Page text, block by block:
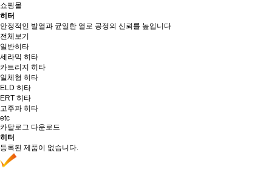
쇼핑몰
히터
안정적인 발열과 균일한 열로 공정의 신뢰를 높입니다
전체보기
일반히타
세라믹 히타
카트리지 히타
일체형 히타
ELD 히타
ERT 히타
고주파 히타
etc
카달로그 다운로드
히터
등록된 제품이 없습니다.